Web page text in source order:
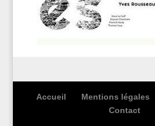
Accueil Mentions légales
Contact